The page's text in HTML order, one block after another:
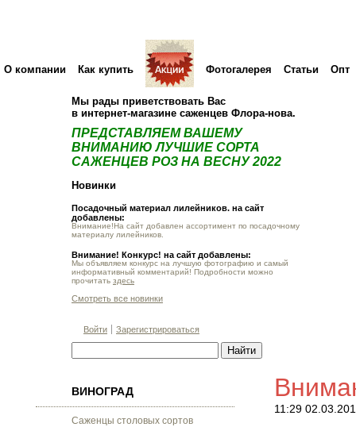
О компании Как купить Фотогалерея Статьи Опт
Мы рады приветствовать Вас
в интернет-магазине саженцев Флора-нова.
ПРЕДСТАВЛЯЕМ ВАШЕМУ
ВНИМАНИЮ ЛУЧШИЕ СОРТА
САЖЕНЦЕВ РОЗ НА ВЕСНУ 2022
Новинки
Посадочный материал лилейников. на сайт
добавлены:
Внимание!На сайт добавлен ассортимент по посадочному
материалу лилейников.
Внимание! Конкурс! на сайт добавлены:
Мы объявляем конкурс на лучшую фотографию и самый
информативный комментарий! Подробности можно
прочитать здесь
Смотреть все новинки
Войти Зарегистрироваться
ВИНОГРАД
Саженцы столовых сортов
11:29